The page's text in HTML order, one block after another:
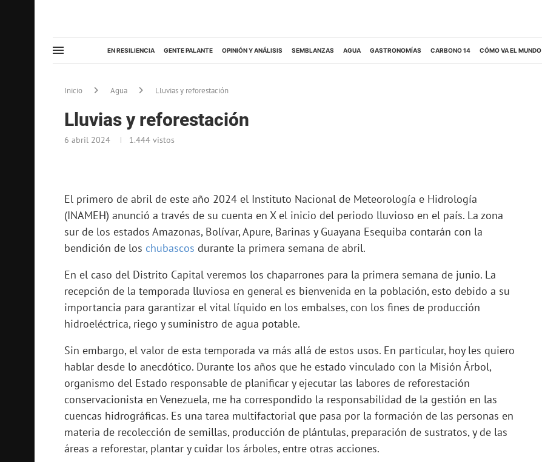
EN RESILIENCIA GENTE PALANTE OPINIÓN Y ANÁLISIS SEMBLANZAS AGUA GASTRONOMÍAS CARBONO 14 CÓMO VA EL MUNDO
Inicio Agua Lluvias y reforestación
Lluvias y reforestación
6 abril 2024 1.444 vistos
El primero de abril de este año 2024 el Instituto Nacional de Meteorología e Hidrología
(INAMEH) anunció a través de su cuenta en X el inicio del periodo lluvioso en el país. La zona
sur de los estados Amazonas, Bolívar, Apure, Barinas y Guayana Esequiba contarán con la
bendición de los chubascos durante la primera semana de abril.
En el caso del Distrito Capital veremos los chaparrones para la primera semana de junio. La
recepción de la temporada lluviosa en general es bienvenida en la población, esto debido a su
importancia para garantizar el vital líquido en los embalses, con los fines de producción
hidroeléctrica, riego y suministro de agua potable.
Sin embargo, el valor de esta temporada va más allá de estos usos. En particular, hoy les quiero
hablar desde lo anecdótico. Durante los años que he estado vinculado con la Misión Árbol,
organismo del Estado responsable de planificar y ejecutar las labores de reforestación
conservacionista en Venezuela, me ha correspondido la responsabilidad de la gestión en las
cuencas hidrográficas. Es una tarea multifactorial que pasa por la formación de las personas en
materia de recolección de semillas, producción de plántulas, preparación de sustratos, y de las
áreas a reforestar, plantar y cuidar los árboles, entre otras acciones.